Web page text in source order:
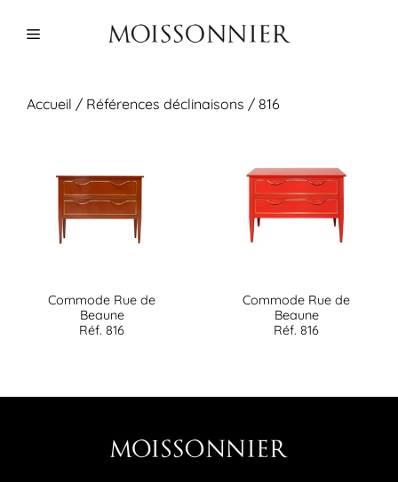
Menu
Accueil / Références déclinaisons / 816
Commode Rue de
Beaune
Réf. 816
Commode Rue de
Beaune
Réf. 816